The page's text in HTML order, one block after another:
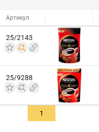
Артикул
25/2143
25/9288
1